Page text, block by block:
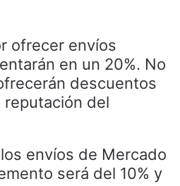
ofrecer envíos
en un 20%. No
descuentos
reputación del
envíos de Mercado
será del 10% y